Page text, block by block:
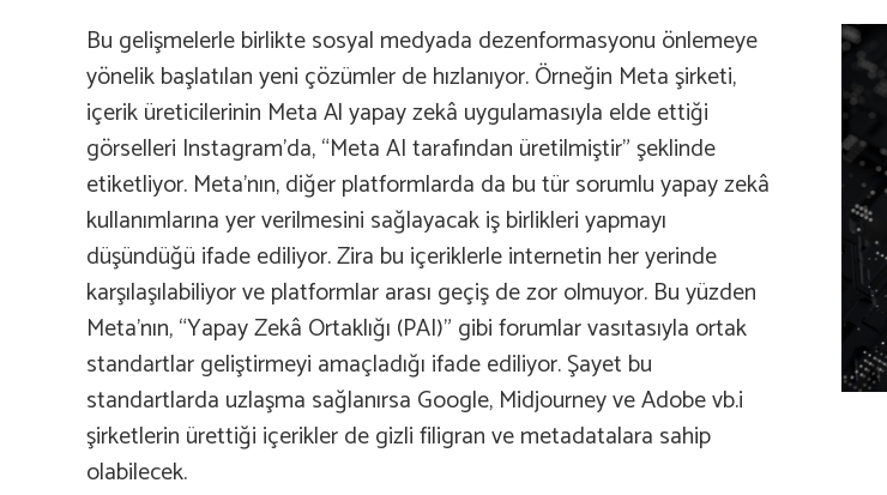
Bu gelişmelerle birlikte sosyal medyada dezenformasyonu önlemeye
yönelik başlatılan yeni çözümler de hızlanıyor. Örneğin Meta şirketi,
içerik üreticilerinin Meta Al yapay zekâ uygulamasıyla elde ettiği
görselleri Instagram’da, “Meta AI tarafından üretilmiştir” şeklinde
etiketliyor. Meta’nın, diğer platformlarda da bu tür sorumlu yapay zekâ
kullanımlarına yer verilmesini sağlayacak iş birlikleri yapmayı
düşündüğü ifade ediliyor. Zira bu içeriklerle internetin her yerinde
karşılaşılabiliyor ve platformlar arası geçiş de zor olmuyor. Bu yüzden
Meta’nın, “Yapay Zekâ Ortaklığı (PAI)” gibi forumlar vasıtasıyla ortak
standartlar geliştirmeyi amaçladığı ifade ediliyor. Şayet bu
standartlarda uzlaşma sağlanırsa Google, Midjourney ve Adobe vb.i
şirketlerin ürettiği içerikler de gizli filigran ve metadatalara sahip
olabilecek.